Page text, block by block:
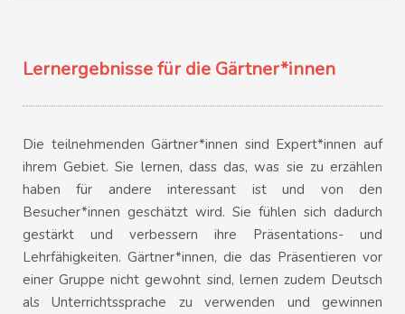
Lernergebnisse für die Gärtner*innen
Die teilnehmenden Gärtner*innen sind Expert*innen auf
ihrem Gebiet. Sie lernen, dass das, was sie zu erzählen
haben für andere interessant ist und von den
Besucher*innen geschätzt wird. Sie fühlen sich dadurch
gestärkt und verbessern ihre Präsentations- und
Lehrfähigkeiten. Gärtner*innen, die das Präsentieren vor
einer Gruppe nicht gewohnt sind, lernen zudem Deutsch
als Unterrichtssprache zu verwenden und gewinnen